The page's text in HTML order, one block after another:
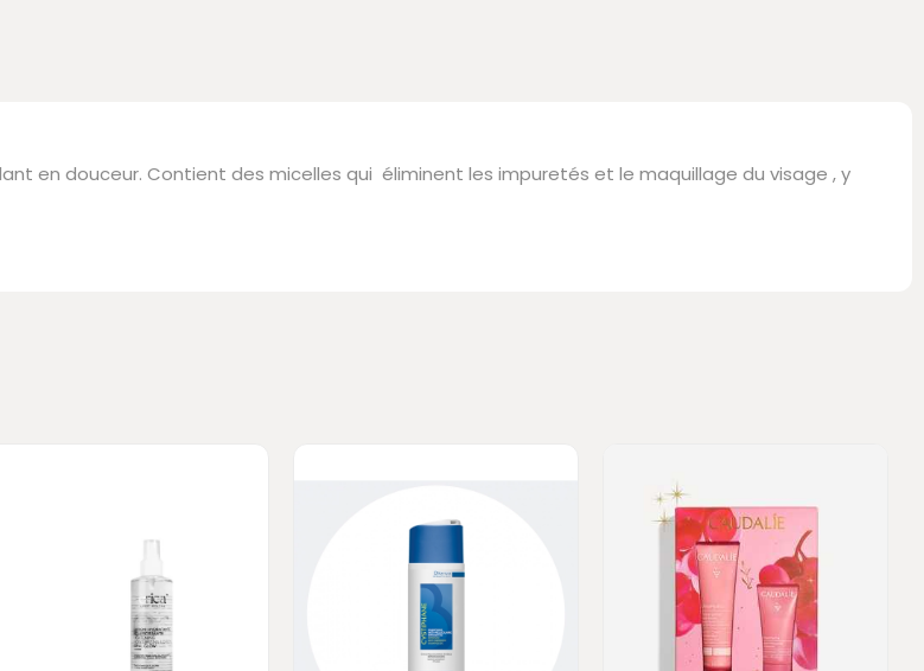
en douceur. Contient des micelles qui éliminent les impuretés et le maquillage du visage , y